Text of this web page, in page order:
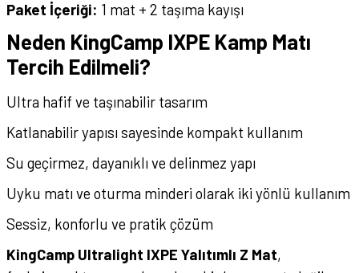
Paket İçeriği: 1 mat + 2 taşıma kayışı
Neden KingCamp IXPE Kamp Matı
Tercih Edilmeli?
Ultra hafif ve taşınabilir tasarım
Katlanabilir yapısı sayesinde kompakt kullanım
Su geçirmez, dayanıklı ve delinmez yapı
Uyku matı ve oturma minderi olarak iki yönlü kullanım
Sessiz, konforlu ve pratik çözüm
KingCamp Ultralight IXPE Yalıtımlı Z Mat,